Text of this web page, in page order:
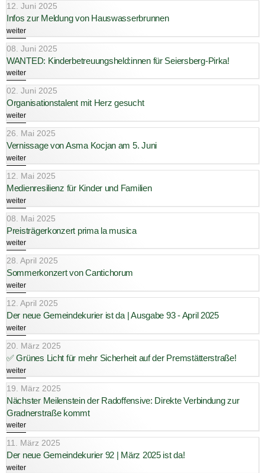
12. Juni 2025
Infos zur Meldung von Hauswasserbrunnen
weiter
08. Juni 2025
WANTED: Kinderbetreuungsheld:innen für Seiersberg-Pirka!
weiter
02. Juni 2025
Organisationstalent mit Herz gesucht
weiter
26. Mai 2025
Vernissage von Asma Kocjan am 5. Juni
weiter
12. Mai 2025
Medienresilienz für Kinder und Familien
weiter
08. Mai 2025
Preisträgerkonzert prima la musica
weiter
28. April 2025
Sommerkonzert von Cantichorum
weiter
12. April 2025
Der neue Gemeindekurier ist da | Ausgabe 93 - April 2025
weiter
20. März 2025
✅ Grünes Licht für mehr Sicherheit auf der Premstätterstraße!
weiter
19. März 2025
Nächster Meilenstein der Radoffensive: Direkte Verbindung zur
Gradnerstraße kommt
weiter
11. März 2025
Der neue Gemeindekurier 92 | März 2025 ist da!
weiter